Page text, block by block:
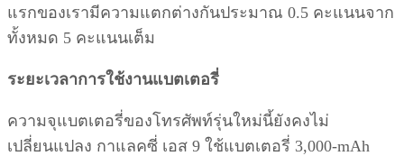
แรกของเรามีความแตกต่างกันประมาณ 0.5 คะแนนจาก
ทั้งหมด 5 คะแนนเต็ม
ระยะเวลาการใช้งานแบตเตอรี่
ความจุแบตเตอรี่ของโทรศัพท์รุ่นใหม่นี้ยังคงไม่
เปลี่ยนแปลง กาแลคซี่ เอส 9 ใช้แบตเตอรี่ 3,000-mAh